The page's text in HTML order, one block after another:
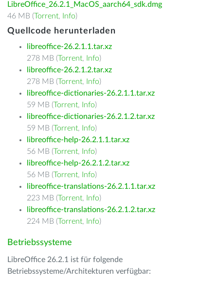
LibreOffice_26.2.1_MacOS_aarch64_sdk.dmg
46 MB (Torrent, Info)
Quellcode herunterladen
libreoffice-26.2.1.1.tar.xz
278 MB (Torrent, Info)
libreoffice-26.2.1.2.tar.xz
278 MB (Torrent, Info)
libreoffice-dictionaries-26.2.1.1.tar.xz
59 MB (Torrent, Info)
libreoffice-dictionaries-26.2.1.2.tar.xz
59 MB (Torrent, Info)
libreoffice-help-26.2.1.1.tar.xz
56 MB (Torrent, Info)
libreoffice-help-26.2.1.2.tar.xz
56 MB (Torrent, Info)
libreoffice-translations-26.2.1.1.tar.xz
223 MB (Torrent, Info)
libreoffice-translations-26.2.1.2.tar.xz
224 MB (Torrent, Info)
Betriebssysteme
LibreOffice 26.2.1 ist für folgende
Betriebssysteme/Architekturen verfügbar: